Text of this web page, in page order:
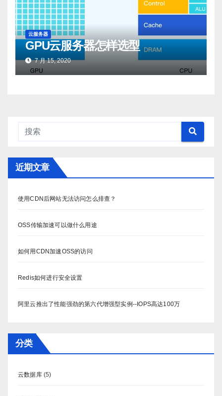
云服务器
GPU云服务器怎样选型
7 月 15, 2020
近期文章
使用CDN后网站无法访问怎么排查？
OSS传输加速可以做什么用途
如何用CDN加速OSS的访问
Redis如何进行安全设置
阿里云推出了性能强劲的第六代增强型实例--IOPS高达100万
分类
云数据库(5)